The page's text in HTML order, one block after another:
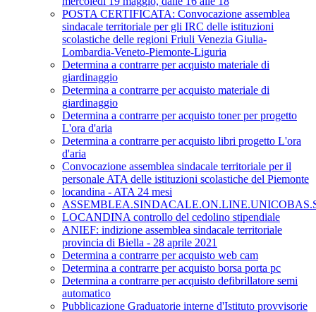
POSTA CERTIFICATA: Convocazione assemblea
sindacale territoriale per gli IRC delle istituzioni
scolastiche delle regioni Friuli Venezia Giulia-
Lombardia-Veneto-Piemonte-Liguria
Determina a contrarre per acquisto materiale di
giardinaggio
Determina a contrarre per acquisto materiale di
giardinaggio
Determina a contrarre per acquisto toner per progetto
L'ora d'aria
Determina a contrarre per acquisto libri progetto L'ora
d'aria
Convocazione assemblea sindacale territoriale per il
personale ATA delle istituzioni scolastiche del Piemonte
locandina - ATA 24 mesi
LOCANDINA controllo del cedolino stipendiale
ANIEF: indizione assemblea sindacale territoriale
provincia di Biella - 28 aprile 2021
Determina a contrarre per acquisto web cam
Determina a contrarre per acquisto borsa porta pc
Determina a contrarre per acquisto defibrillatore semi
automatico
Pubblicazione Graduatorie interne d'Istituto provvisorie